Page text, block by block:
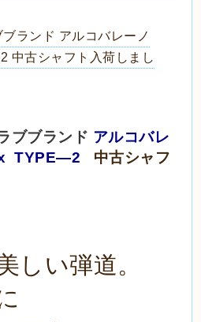
ランド アルコバレーノ
中古シャフト入荷しまし
ブブランド アルコバレ
TYPE―2
中古シャフ
しい弾道。